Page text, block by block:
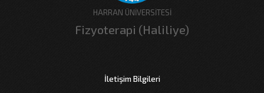
HARRAN ÜNİVERSİTESİ
Fizyoterapi (Haliliye)
İletişim Bilgileri